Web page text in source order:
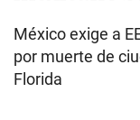
México exige a
por muerte de
Florida